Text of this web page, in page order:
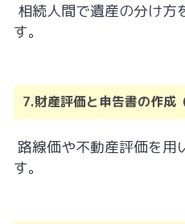
相続人間で遺産の分け方
す。
7.財産評価と申告書の作成
路線価や不動産評価を用
す。